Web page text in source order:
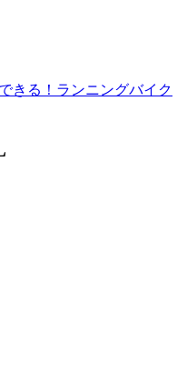
きる！ランニングバイク